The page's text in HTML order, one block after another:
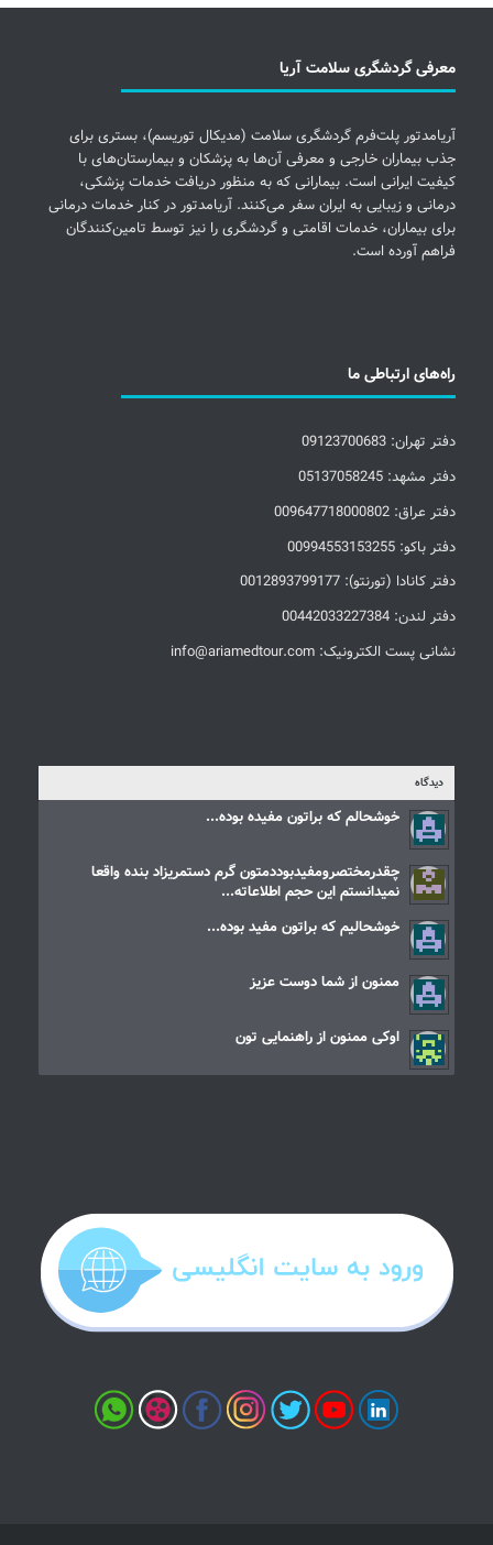
معرفی گردشگری سلامت آریا
آریامدتور پلت‌فرم گردشگری سلامت (مدیکال توریسم)، بستری برای
جذب بیماران خارجی و معرفی آن‌ها به پزشکان و بیمارستان‌های با
کیفیت ایرانی است. بیمارانی که به منظور دریافت خدمات پزشکی،
درمانی و زیبایی به ایران سفر می‌کنند. آریامدتور در کنار خدمات درمانی
برای بیماران، خدمات اقامتی و گردشگری را نیز توسط تامین‌کنندگان
فراهم آورده است.
راه‌های ارتباطی ما
دفتر تهران: 09123700683
دفتر مشهد: 05137058245
دفتر عراق: 009647718000802
دفتر باکو: 00994553153255
دفتر کانادا (تورنتو): 0012893799177
دفتر لندن: 00442033227384
نشانی پست الکترونیک: info@ariamedtour.com
دیدگاه
خوشحالم که براتون مفیده بوده...
چقدرمختصرومفیدبوددمتون گرم دستمریزاد بنده واقعا
نمیدانستم این حجم اطلاعاته...
خوشحالیم که براتون مفید بوده...
ممنون از شما دوست عزیز
اوکی ممنون از راهنمایی تون